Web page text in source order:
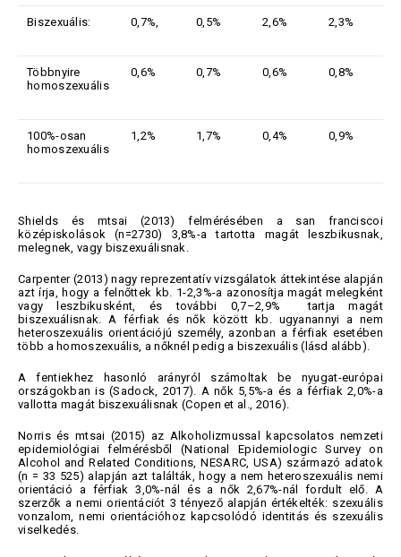
Biszexuális: 0,7%, 0,5% 2,6% 2,3%
Többnyire
homoszexuális
0,6% 0,7% 0,6% 0,8%
100%-osan
homoszexuális
1,2% 1,7% 0,4% 0,9%
Shields és mtsai (2013) felmérésében a san franciscoi
középiskolások (n=2730) 3,8%-a tartotta magát leszbikusnak,
melegnek, vagy biszexuálisnak.
Carpenter (2013) nagy reprezentatív vizsgálatok áttekintése alapján
azt írja, hogy a felnőttek kb. 1-2,3%-a azonosítja magát melegként
vagy leszbikusként, és további 0,7–2,9% tartja magát
biszexuálisnak. A férfiak és nők között kb. ugyanannyi a nem
heteroszexuális orientációjú személy, azonban a férfiak esetében
több a homoszexuális, a nőknél pedig a biszexuális (lásd alább).
A fentiekhez hasonló arányról számoltak be nyugat-európai
országokban is (Sadock, 2017). A nők 5,5%-a és a férfiak 2,0%-a
vallotta magát biszexuálisnak (Copen et al., 2016).
Norris és mtsai (2015) az Alkoholizmussal kapcsolatos nemzeti
epidemiológiai felmérésből (National Epidemiologic Survey on
Alcohol and Related Conditions, NESARC, USA) származó adatok
(n = 33 525) alapján azt találták, hogy a nem heteroszexuális nemi
orientáció a férfiak 3,0%-nál és a nők 2,67%-nál fordult elő. A
szerzők a nemi orientációt 3 tényező alapján értékelték: szexuális
vonzalom, nemi orientációhoz kapcsolódó identitás és szexuális
viselkedés.